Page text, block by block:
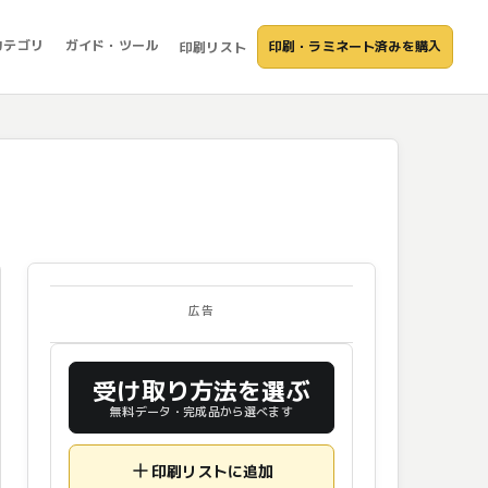
テゴリ ガイド・ツール 印刷リスト 印刷・ラミネート済みを購入
広告
受け取り方法を選ぶ
無料データ・完成品から選べます
印刷リストに追加